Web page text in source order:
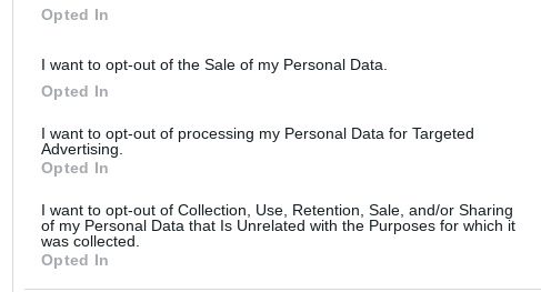
Opted In
I want to opt-out of the Sale of my Personal Data.
Opted In
I want to opt-out of processing my Personal Data for Targeted
Advertising.
Opted In
I want to opt-out of Collection, Use, Retention, Sale, and/or Sharing
of my Personal Data that Is Unrelated with the Purposes for which it
was collected.
Opted In